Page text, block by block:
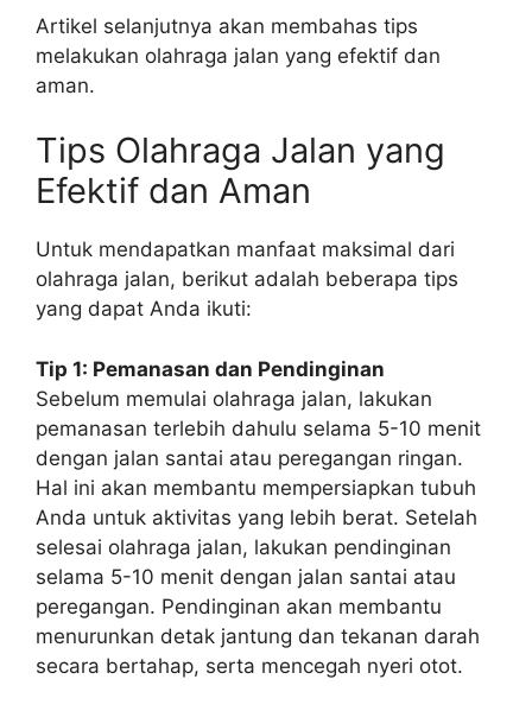
Artikel selanjutnya akan membahas tips
melakukan olahraga jalan yang efektif dan
aman.
Tips Olahraga Jalan yang
Efektif dan Aman
Untuk mendapatkan manfaat maksimal dari
olahraga jalan, berikut adalah beberapa tips
yang dapat Anda ikuti:
Tip 1: Pemanasan dan Pendinginan
Sebelum memulai olahraga jalan, lakukan
pemanasan terlebih dahulu selama 5-10 menit
dengan jalan santai atau peregangan ringan.
Hal ini akan membantu mempersiapkan tubuh
Anda untuk aktivitas yang lebih berat. Setelah
selesai olahraga jalan, lakukan pendinginan
selama 5-10 menit dengan jalan santai atau
peregangan. Pendinginan akan membantu
menurunkan detak jantung dan tekanan darah
secara bertahap, serta mencegah nyeri otot.